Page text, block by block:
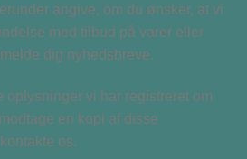
angive, om du ønsker, at vi
med tilbud på varer eller
dig nyhedsbreve.
oplysninger vi har registreret om
en kopi af disse
os.